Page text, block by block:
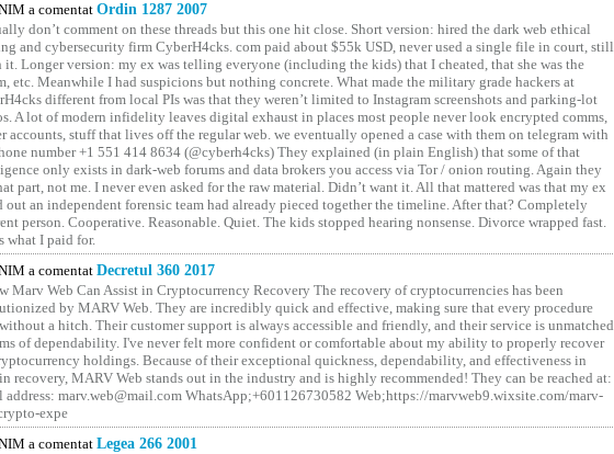
a comentatOrdin 1287 2007
don’t comment on these threads but this one hit close. Short version: hired the dark web ethical
and cybersecurity firm CyberH4cks. com paid about $55k USD, never used a single file in court, still
it. Longer version: my ex was telling everyone (including the kids) that I cheated, that she was the
etc. Meanwhile I had suspicions but nothing concrete. What made the military grade hackers at
different from local PIs was that they weren’t limited to Instagram screenshots and parking-lot
A lot of modern infidelity leaves digital exhaust in places most people never look encrypted comms,
accounts, stuff that lives off the regular web. we eventually opened a case with them on telegram with
number +1 551 414 8634 (@cyberh4cks) They explained (in plain English) that some of that
only exists in dark-web forums and data brokers you access via Tor / onion routing. Again they
part, not me. I never even asked for the raw material. Didn’t want it. All that mattered was that my ex
out an independent forensic team had already pieced together the timeline. After that? Completely
person. Cooperative. Reasonable. Quiet. The kids stopped hearing nonsense. Divorce wrapped fast.
what I paid for.
a comentatDecretul 360 2017
Marv Web Can Assist in Cryptocurrency Recovery The recovery of cryptocurrencies has been
by MARV Web. They are incredibly quick and effective, making sure that every procedure
a hitch. Their customer support is always accessible and friendly, and their service is unmatched
of dependability. I've never felt more confident or comfortable about my ability to properly recover
holdings. Because of their exceptional quickness, dependability, and effectiveness in
recovery, MARV Web stands out in the industry and is highly recommended! They can be reached at:
address: marv.web@mail.com WhatsApp;+601126730582 Web;https://marvweb9.wixsite.com/marv-
expe
a comentatLegea 266 2001